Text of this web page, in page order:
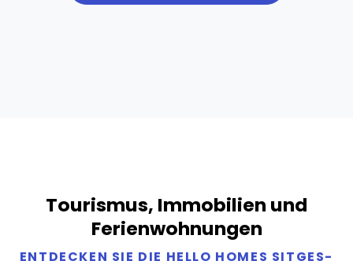
Tourismus, Immobilien und
Ferienwohnungen
ENTDECKEN SIE DIE HELLO HOMES SITGES-